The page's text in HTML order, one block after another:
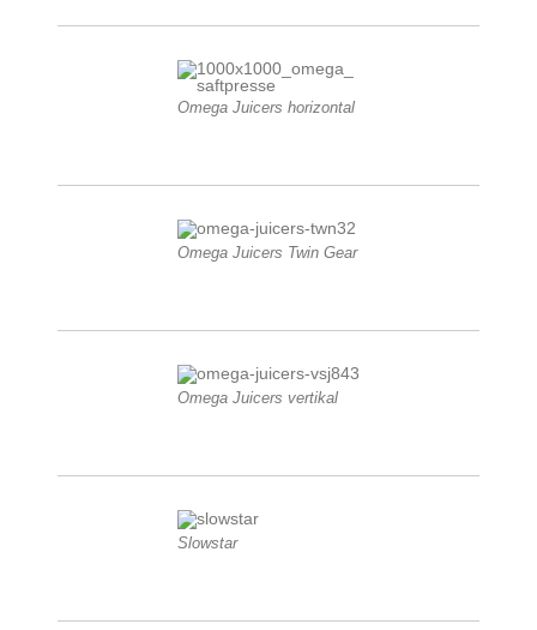
Omega Juicers horizontal
Omega Juicers Twin Gear
Omega Juicers vertikal
Slowstar